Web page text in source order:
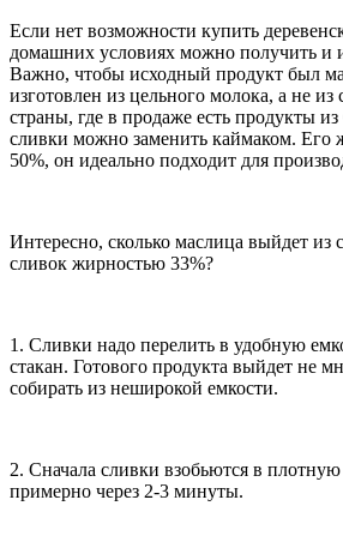
Если нет возможности купить
домашних условиях можно получить и
Важно, чтобы исходный продукт был
изготовлен из цельного молока, а не из
страны, где в продаже есть продукты
сливки можно заменить каймаком. Его
50%, он идеально подходит для
Интересно, сколько маслица выйдет из
сливок жирностью 33%?
1. Сливки надо перелить в удобную
стакан. Готового продукта выйдет не
собирать из неширокой емкости.
2. Сначала сливки взобьются в
примерно через 2-3 минуты.